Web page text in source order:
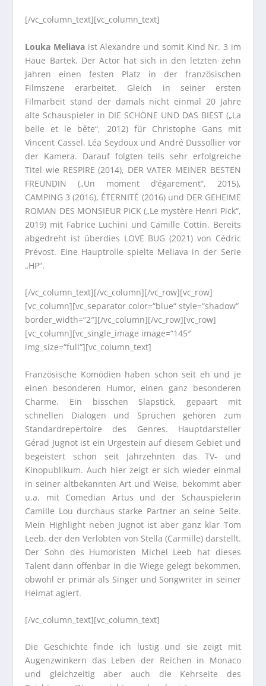
[/vc_column_text][vc_column_text]
Louka Meliava ist Alexandre und somit Kind Nr. 3 im
Haue Bartek. Der Actor hat sich in den letzten zehn
Jahren einen festen Platz in der französischen
Filmszene erarbeitet. Gleich in seiner ersten
Filmarbeit stand der damals nicht einmal 20 Jahre
alte Schauspieler in DIE SCHÖNE UND DAS BIEST („La
belle et le bête“, 2012) für Christophe Gans mit
Vincent Cassel, Léa Seydoux und André Dussollier vor
der Kamera. Darauf folgten teils sehr erfolgreiche
Titel wie RESPIRE (2014), DER VATER MEINER BESTEN
FREUNDIN („Un moment d’égarement“, 2015),
CAMPING 3 (2016), ÉTERNITÉ (2016) und DER GEHEIME
ROMAN DES MONSIEUR PICK („Le mystère Henri Pick“,
2019) mit Fabrice Luchini und Camille Cottin. Bereits
abgedreht ist überdies LOVE BUG (2021) von Cédric
Prévost. Eine Hauptrolle spielte Meliava in der Serie
„HP“.
[/vc_column_text][/vc_column][/vc_row][vc_row]
[vc_column][vc_separator color=“blue“ style=“shadow“
border_width=“2″][/vc_column][/vc_row][vc_row]
[vc_column][vc_single_image image=“145″
img_size=“full“][vc_column_text]
Französische Komödien haben schon seit eh und je
einen besonderen Humor, einen ganz besonderen
Charme. Ein bisschen Slapstick, gepaart mit
schnellen Dialogen und Sprüchen gehören zum
Standardrepertoire des Genres. Hauptdarsteller
Gérad Jugnot ist ein Urgestein auf diesem Gebiet und
begeistert schon seit Jahrzehnten das TV- und
Kinopublikum. Auch hier zeigt er sich wieder einmal
in seiner altbekannten Art und Weise, bekommt aber
u.a. mit Comedian Artus und der Schauspielerin
Camille Lou durchaus starke Partner an seine Seite.
Mein Highlight neben Jugnot ist aber ganz klar Tom
Leeb, der den Verlobten von Stella (Carmille) darstellt.
Der Sohn des Humoristen Michel Leeb hat dieses
Talent dann offenbar in die Wiege gelegt bekommen,
obwohl er primär als Singer und Songwriter in seiner
Heimat agiert.
[/vc_column_text][vc_column_text]
Die Geschichte finde ich lustig und sie zeigt mit
Augenzwinkern das Leben der Reichen in Monaco
und gleichzeitig aber auch die Kehrseite des